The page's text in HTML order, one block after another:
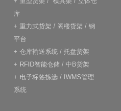
库
+ 重力式货架 / 阁楼货架 / 钢
平台
+ 仓库输送系统 / 托盘货架
+ RFID智能仓储 / 中B货架
+ 电子标签拣选 / IWMS管理
系统